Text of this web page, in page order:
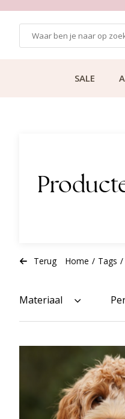
SALE
Terug Home / Tags /
Materiaal